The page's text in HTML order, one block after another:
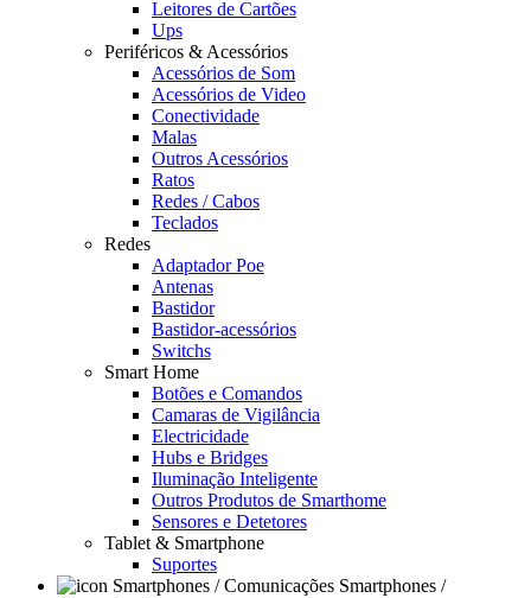
Leitores de Cartões
Ups
Periféricos & Acessórios
Acessórios de Som
Acessórios de Video
Conectividade
Malas
Outros Acessórios
Ratos
Redes / Cabos
Teclados
Redes
Adaptador Poe
Antenas
Bastidor
Bastidor-acessórios
Switchs
Smart Home
Botões e Comandos
Camaras de Vigilância
Electricidade
Hubs e Bridges
Iluminação Inteligente
Outros Produtos de Smarthome
Sensores e Detetores
Tablet & Smartphone
Suportes
Smartphones /